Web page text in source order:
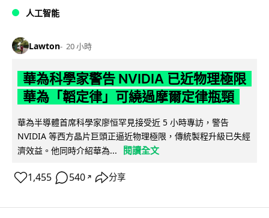
人工智能
Lawton 20 小時
華為科學家警告 NVIDIA 已近物理極限
華為「韜定律」可繞過摩爾定律瓶頸
華為半導體首席科學家廖恒罕見接受近 5 小時專訪，警告
NVIDIA 等西方晶片巨頭正逼近物理極限，傳統製程升級已失經
濟效益。他同時介紹華為...
閱讀全文
1,455 540 ↗ 分享